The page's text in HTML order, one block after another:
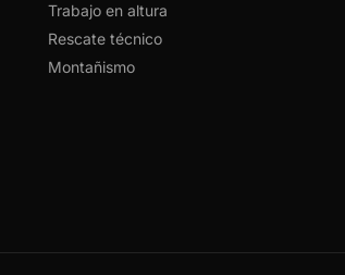
Trabajo en altura
Rescate técnico
Montañismo